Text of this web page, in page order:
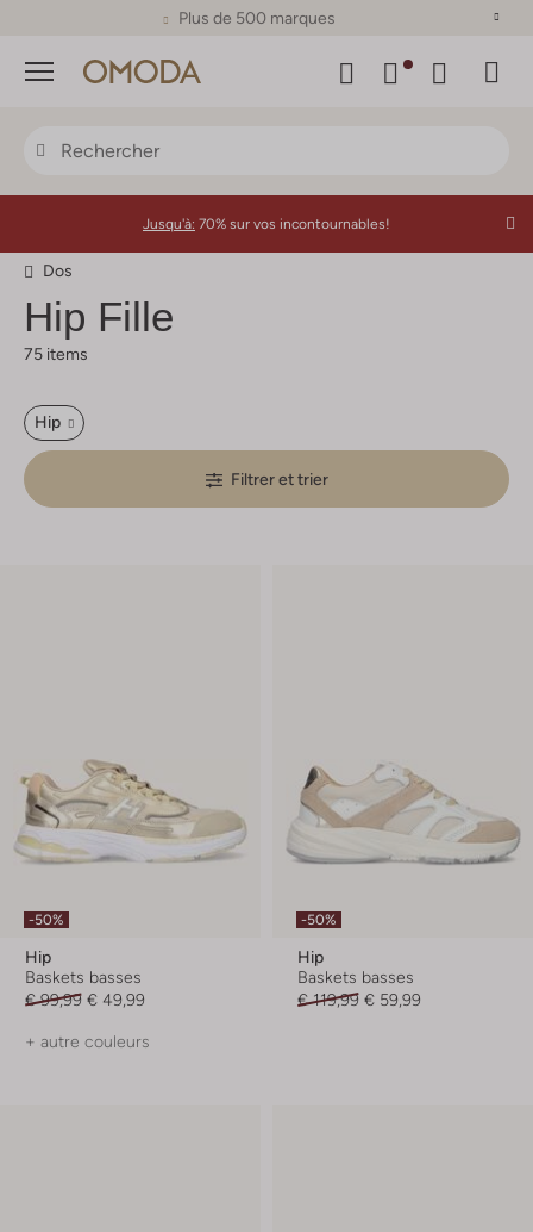
Plus de 500 marques
Menu
Jusqu'à: 70% sur vos incontournables!
Dos
Hip Fille
75 items
Hip
Filtrer et trier
-50%
Hip
Baskets basses
€ 99,99 € 49,99
+ autre couleurs
-50%
Hip
Baskets basses
€ 119,99 € 59,99